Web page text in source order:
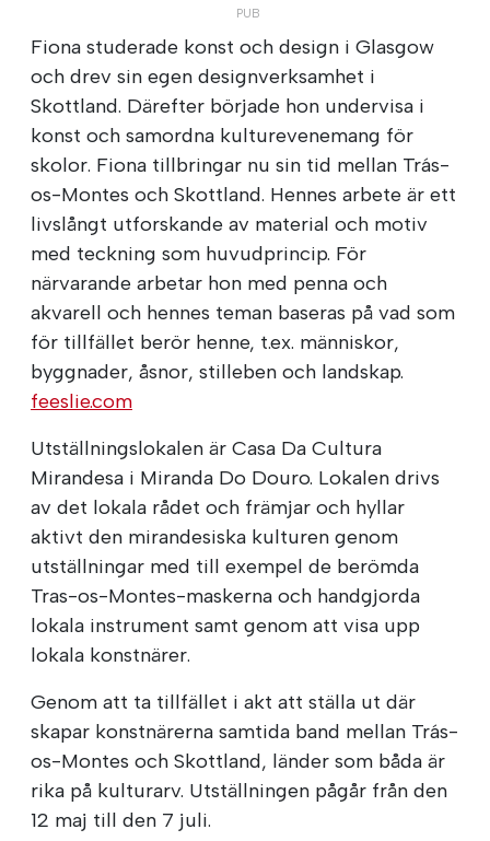
Fiona studerade konst och design i Glasgow
och drev sin egen designverksamhet i
Skottland. Därefter började hon undervisa i
konst och samordna kulturevenemang för
skolor. Fiona tillbringar nu sin tid mellan Trás-
os-Montes och Skottland. Hennes arbete är ett
livslångt utforskande av material och motiv
med teckning som huvudprincip. För
närvarande arbetar hon med penna och
akvarell och hennes teman baseras på vad som
för tillfället berör henne, t.ex. människor,
byggnader, åsnor, stilleben och landskap.
feeslie.com
Utställningslokalen är Casa Da Cultura
Mirandesa i Miranda Do Douro. Lokalen drivs
av det lokala rådet och främjar och hyllar
aktivt den mirandesiska kulturen genom
utställningar med till exempel de berömda
Tras-os-Montes-maskerna och handgjorda
lokala instrument samt genom att visa upp
lokala konstnärer.
Genom att ta tillfället i akt att ställa ut där
skapar konstnärerna samtida band mellan Trás-
os-Montes och Skottland, länder som båda är
rika på kulturarv. Utställningen pågår från den
12 maj till den 7 juli.